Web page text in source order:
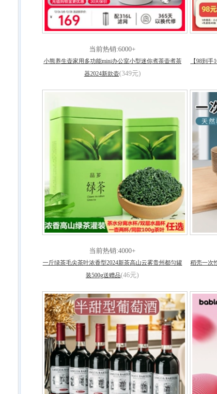
当前热销:6000+
小熊养生壶家用多功能mini办公室小型迷你煮茶壶煮茶
器2024新款壶(349元)
【98到
当前热销:4000+
一斤绿茶毛尖茶叶浓香型2024新茶高山云雾贵州都匀罐
装500g送赠品(46元)
稻壳一次